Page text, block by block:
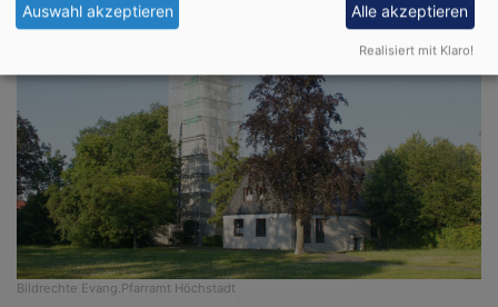
Bildrechte Evang.Pfarramt Höchstadt
Auswahl akzeptieren Alle akzeptieren
Realisiert mit Klaro!